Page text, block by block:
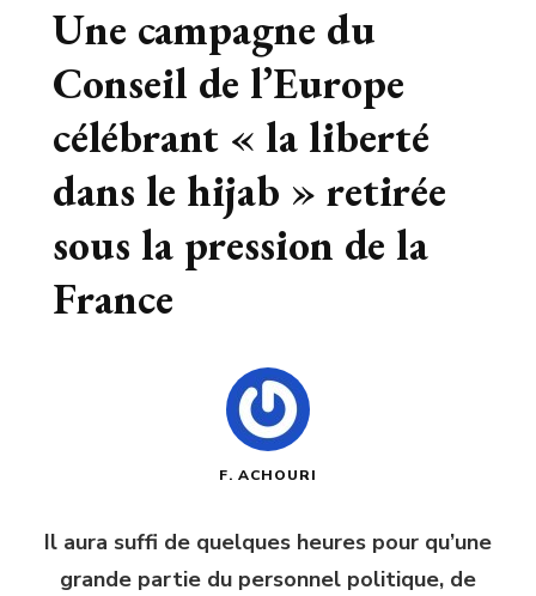
Une campagne du
Conseil de l’Europe
célébrant « la liberté
dans le hijab » retirée
sous la pression de la
France
F. ACHOURI
Il aura suffi de quelques heures pour qu’une
grande partie du personnel politique, de